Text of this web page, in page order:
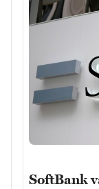
SoftBank